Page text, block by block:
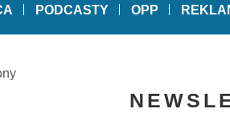
PODCASTY OPP